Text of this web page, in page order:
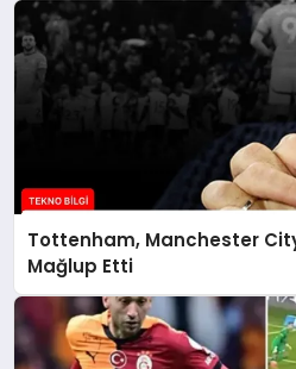
Tottenham, Manchester
Mağlup Etti